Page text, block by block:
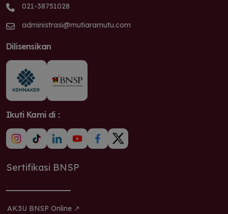
021-38751028
administrasi@mutiaramutu.com
Dilisensikan
Ikuti Kami di :
Sertifikasi BNSP
AK3U BNSP Online ↗